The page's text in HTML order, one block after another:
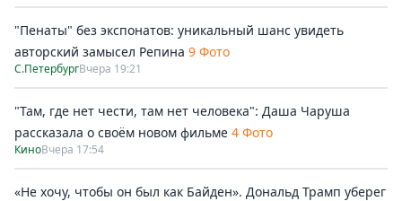
"Пенаты" без экспонатов: уникальный шанс увидеть
авторский замысел Репина 9 Фото
С.ПетербургВчера 19:21
"Там, где нет чести, там нет человека": Даша Чаруша
рассказала о своём новом фильме 4 Фото
КиноВчера 17:54
«Не хочу, чтобы он был как Байден». Дональд Трамп уберег